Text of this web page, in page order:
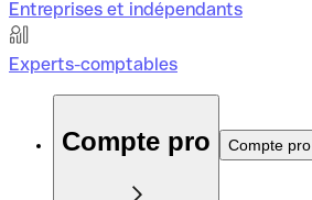
Entreprises et indépendants
Experts-comptables
Compte pro Compte pro